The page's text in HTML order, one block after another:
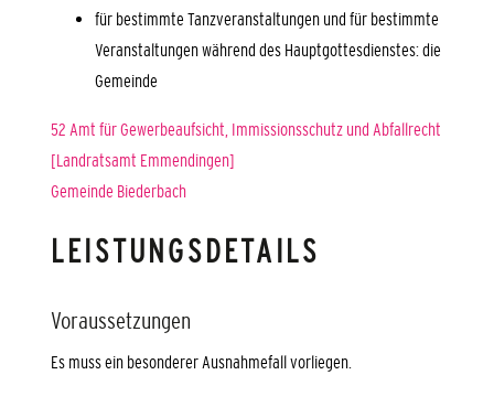
für bestimmte Tanzveranstaltungen und für bestimmte
Veranstaltungen während des Hauptgottesdienstes: die
Gemeinde
52 Amt für Gewerbeaufsicht, Immissionsschutz und Abfallrecht
[Landratsamt Emmendingen]
Gemeinde Biederbach
LEISTUNGSDETAILS
Voraussetzungen
Es muss ein besonderer Ausnahmefall vorliegen.